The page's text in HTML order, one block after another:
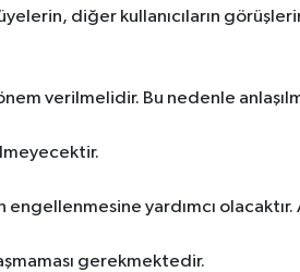
diğer kullanıcıların
verilmelidir. Bu nedenle
yardımcı olacaktır.
gerekmektedir.